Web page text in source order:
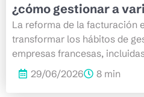
¿cómo gestionar a
La reforma de la facturación
transformar los hábitos de
empresas francesas,
29/06/2026
8 min